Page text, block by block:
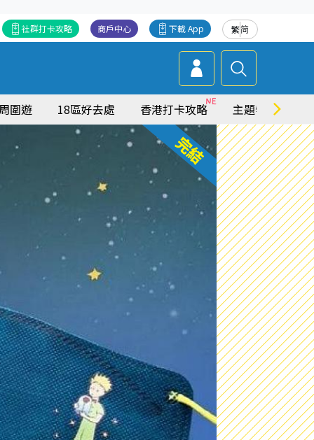
繁简
下載 App
商戶中心
社群打卡攻略
圍遊 18區好去處 香港打卡攻略 主題特集